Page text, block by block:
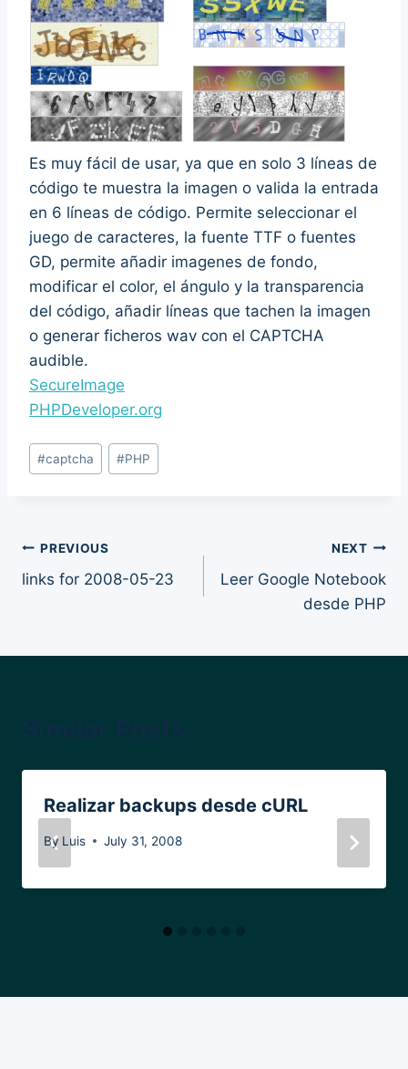
Es muy fácil de usar, ya que en solo 3 líneas de
código te muestra la imagen o valida la entrada
en 6 líneas de código. Permite seleccionar el
juego de caracteres, la fuente TTF o fuentes
GD, permite añadir imagenes de fondo,
modificar el color, el ángulo y la transparencia
del código, añadir líneas que tachen la imagen
o generar ficheros wav con el CAPTCHA
audible.
SecureImage
PHPDeveloper.org
Post
Tags:
#captcha #PHP
Post
navigation
PREVIOUS
links for 2008-05-23
NEXT
Leer Google Notebook
desde PHP
Realizar backups desde cURL
By Luis July 31, 2008